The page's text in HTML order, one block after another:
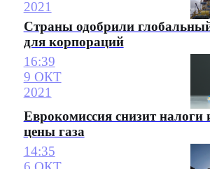
2021
Страны одобрили
для корпораций
16:39
9 ОКТ
2021
Еврокомиссия снизит налоги
цены газа
14:35